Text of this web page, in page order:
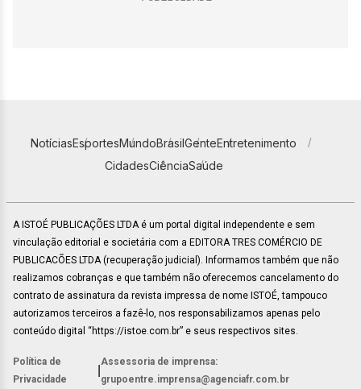
NotíciasEsportesMundoBrasilGenteEntretenimento
CidadesCiênciaSaúde
A ISTOÉ PUBLICAÇÕES LTDA é um portal digital independente e sem
vinculação editorial e societária com a EDITORA TRES COMÉRCIO DE
PUBLICACÕES LTDA (recuperação judicial). Informamos também que não
realizamos cobranças e que também não oferecemos cancelamento do
contrato de assinatura da revista impressa de nome ISTOÉ, tampouco
autorizamos terceiros a fazê-lo, nos responsabilizamos apenas pelo
conteúdo digital “https://istoe.com.br” e seus respectivos sites.
Política de
Privacidade
Assessoria de imprensa:
grupoentre.imprensa@agenciafr.com.br